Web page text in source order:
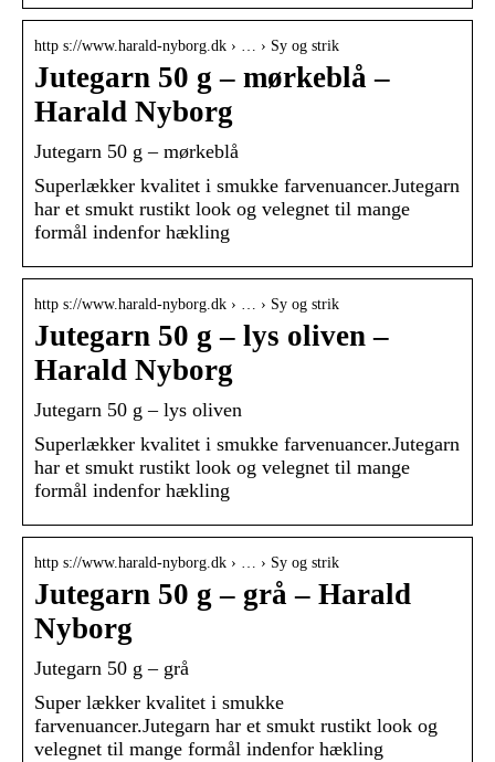
http s://www.harald-nyborg.dk › … › Sy og strik
Jutegarn 50 g – mørkeblå –
Harald Nyborg
Jutegarn 50 g – mørkeblå
Superlækker kvalitet i smukke farvenuancer.Jutegarn
har et smukt rustikt look og velegnet til mange
formål indenfor hækling
http s://www.harald-nyborg.dk › … › Sy og strik
Jutegarn 50 g – lys oliven –
Harald Nyborg
Jutegarn 50 g – lys oliven
Superlækker kvalitet i smukke farvenuancer.Jutegarn
har et smukt rustikt look og velegnet til mange
formål indenfor hækling
http s://www.harald-nyborg.dk › … › Sy og strik
Jutegarn 50 g – grå – Harald
Nyborg
Jutegarn 50 g – grå
Super lækker kvalitet i smukke
farvenuancer.Jutegarn har et smukt rustikt look og
velegnet til mange formål indenfor hækling